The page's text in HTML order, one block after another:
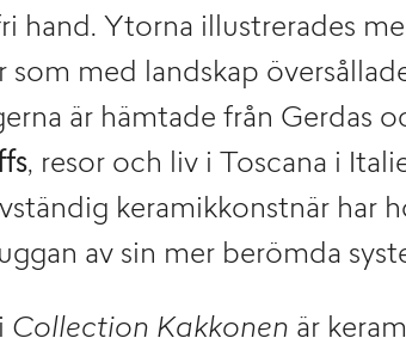
hand. Ytorna illustrerades
som med landskap
är hämtade från Gerdas
, resor och liv i Toscana i
keramikkonstnär har
av sin mer berömda
Collection Kakkonen är